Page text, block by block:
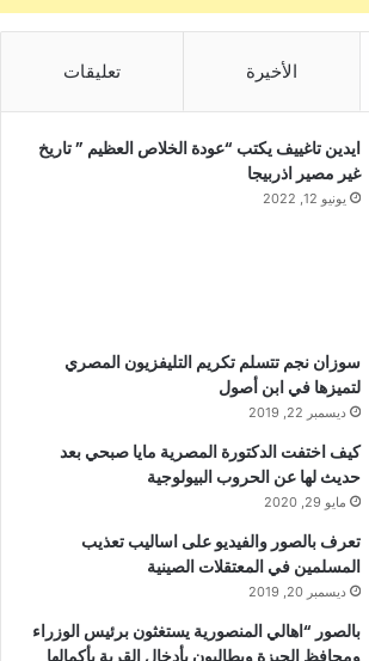
الأخيرة تعليقات
ايدين تاغييف يكتب “عودة الخلاص العظيم ” تاريخ
غير مصير اذربيجا
يونيو 12, 2022
سوزان نجم تتسلم تكريم التليفزيون المصري
لتميزها في ابن أصول
ديسمبر 22, 2019
كيف اختفت الدكتورة المصرية مايا صبحي بعد
حديث لها عن الحروب البيولوجية
مايو 29, 2020
تعرف بالصور والفيديو على اساليب تعذيب
المسلمين في المعتقلات الصينية
ديسمبر 20, 2019
بالصور “اهالي المنصورية يستغثون برئيس الوزراء